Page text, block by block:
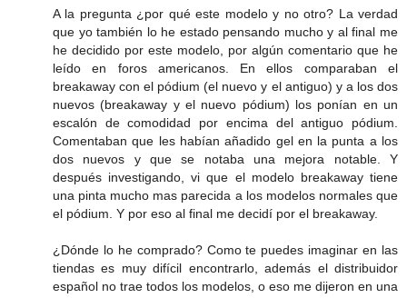
A la pregunta ¿por qué este modelo y no otro? La verdad
que yo también lo he estado pensando mucho y al final me
he decidido por este modelo, por algún comentario que he
leído en foros americanos. En ellos comparaban el
breakaway con el pódium (el nuevo y el antiguo) y a los dos
nuevos (breakaway y el nuevo pódium) los ponían en un
escalón de comodidad por encima del antiguo pódium.
Comentaban que les habían añadido gel en la punta a los
dos nuevos y que se notaba una mejora notable. Y
después investigando, vi que el modelo breakaway tiene
una pinta mucho mas parecida a los modelos normales que
el pódium. Y por eso al final me decidí por el breakaway.
¿Dónde lo he comprado? Como te puedes imaginar en las
tiendas es muy difícil encontrarlo, además el distribuidor
español no trae todos los modelos, o eso me dijeron en una